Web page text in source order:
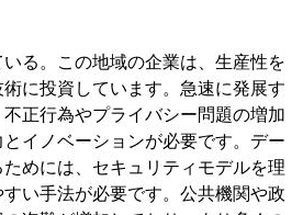
る。この地域の企業は、生産性を
に投資しています。急速に発展す
正行為やプライバシー問題の増加
イノベーションが必要です。デー
めには、セキュリティモデルを理
い手法が必要です。公共機関や政